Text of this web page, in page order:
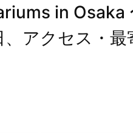
in Osaka
アクセス・最